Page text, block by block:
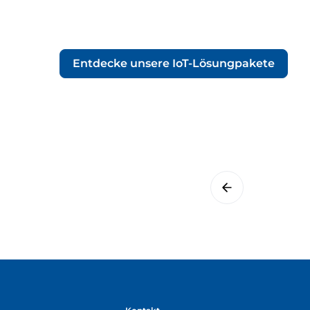
Entdecke unsere IoT-Lösungpakete